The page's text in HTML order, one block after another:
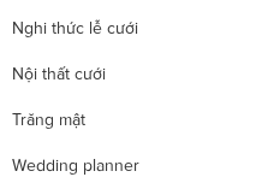
Nghi thức lễ cưới
Nội thất cưới
Trăng mật
Wedding planner